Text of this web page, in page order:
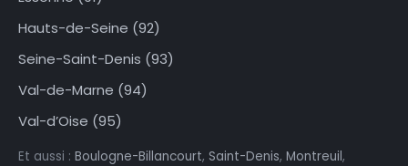
Hauts-de-Seine (92)
Seine-Saint-Denis (93)
Val-de-Marne (94)
Val-d’Oise (95)
Et aussi : Boulogne-Billancourt, Saint-Denis, Montreuil,